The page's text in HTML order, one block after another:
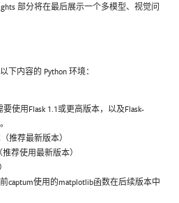
部分将在最后展示一个多模型、视觉问
内容的 Python 环境：
使用Flask 1.1或更高版本，以及Flask-
推荐最新版本）
荐使用最新版本）
captum使用的matplotlib函数在后续版本中